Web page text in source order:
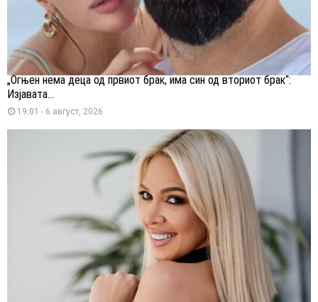
„Огњен нема деца од првиот брак, има син од вториот брак“:
Изјавата...
19:01 - 6 август, 2026